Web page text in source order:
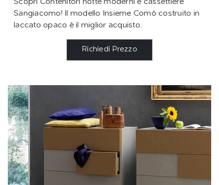
Scopri Contenitori notte moderni e cassettiere
Sangiacomo! Il modello Insieme Comò costruito in
laccato opaco è il miglior acquisto.
Richiedi Prezzo